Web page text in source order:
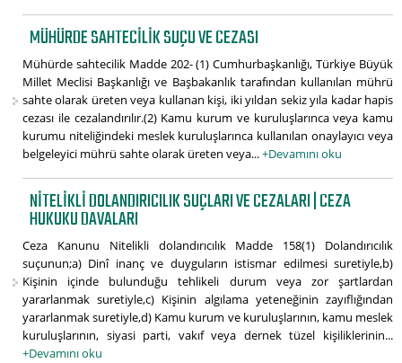
MÜHÜRDE SAHTECILIK SUÇU VE CEZASI
Mühürde sahtecilik Madde 202- (1) Cumhurbaşkanlığı, Türkiye Büyük
Millet Meclisi Başkanlığı ve Başbakanlık tarafından kullanılan mührü
sahte olarak üreten veya kullanan kişi, iki yıldan sekiz yıla kadar hapis
cezası ile cezalandırılır.(2) Kamu kurum ve kuruluşlarınca veya kamu
kurumu niteliğindeki meslek kuruluşlarınca kullanılan onaylayıcı veya
belgeleyici mührü sahte olarak üreten veya...+Devamını oku
NITELIKLI DOLANDIRICILIK SUÇLARI VE CEZALARI | CEZA
HUKUKU DAVALARI
Ceza Kanunu Nitelikli dolandırıcılık Madde 158(1) Dolandırıcılık
suçunun;a) Dinî inanç ve duyguların istismar edilmesi suretiyle,b)
Kişinin içinde bulunduğu tehlikeli durum veya zor şartlardan
yararlanmak suretiyle,c) Kişinin algılama yeteneğinin zayıflığından
yararlanmak suretiyle,d) Kamu kurum ve kuruluşlarının, kamu meslek
kuruluşlarının, siyasi parti, vakıf veya dernek tüzel kişiliklerinin...
+Devamını oku